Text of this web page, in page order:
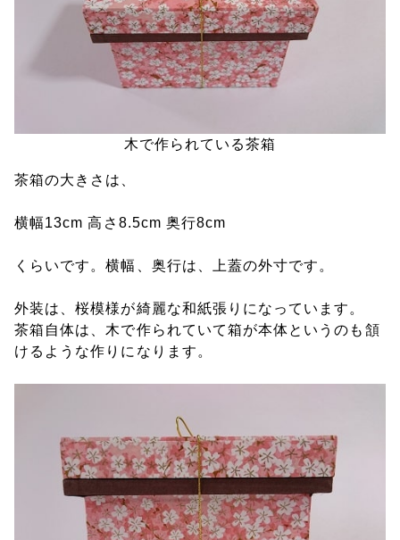
木で作られている茶箱
茶箱の大きさは、
横幅13cm 高さ8.5cm 奥行8cm
くらいです。横幅、奥行は、上蓋の外寸です。
外装は、桜模様が綺麗な和紙張りになっています。
茶箱自体は、木で作られていて箱が本体というのも頷
けるような作りになります。